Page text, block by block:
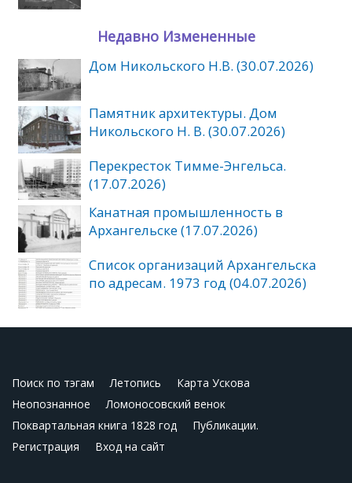
Недавно Измененные
Дом Никольского Н.В. (30.07.2026)
Памятник архитектуры. Дом
Никольского Н. В. (30.07.2026)
Перекресток Тимме-Энгельса.
(17.07.2026)
Канатная промышленность в
Архангельске (17.07.2026)
Список организаций Архангельска
по адресам. 1973 год (04.07.2026)
Поиск по тэгам Летопись
Карта Ускова
Неопознанное
Ломоносовский венок
Поквартальная книга 1828 год
Публикации.
Регистрация
Вход на сайт